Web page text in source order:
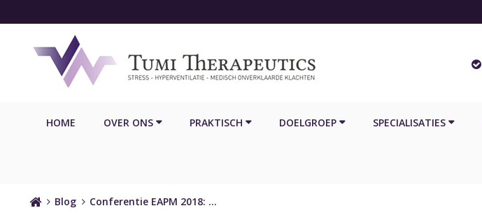
HOME OVER ONS PRAKTISCH DOELGROEP SPECIALISATIES
Home
Blog Conferentie EAPM 2018: …